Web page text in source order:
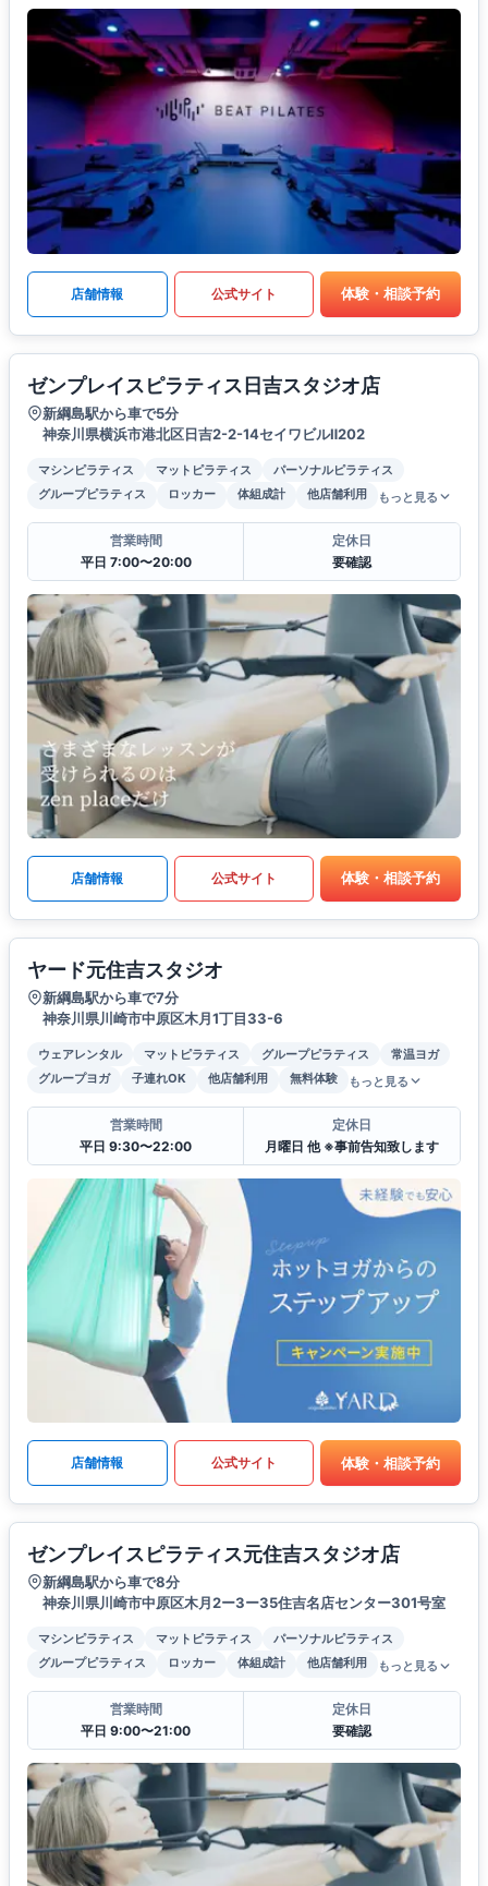
店舗情報 公式サイト 体験・相談予約
ゼンプレイスピラティス日吉スタジオ店
新綱島駅から車で5分
神奈川県横浜市港北区日吉2-2-14セイワビルⅡ202
マシンピラティス マットピラティス
パーソナルピラティス
グループピラティス
ロッカー 体組成計 他店舗利用 もっと見る
営業時間
平日 7:00〜20:00
定休日
要確認
店舗情報 公式サイト 体験・相談予約
ヤード元住吉スタジオ
新綱島駅から車で7分
神奈川県川崎市中原区木月1丁目33-6
ウェアレンタル マットピラティス グループピラティス
常温ヨガ
グループヨガ
子連れOK 他店舗利用 無料体験 もっと見る
営業時間
平日 9:30〜22:00
定休日
月曜日 他 ※事前告知致します
店舗情報 公式サイト 体験・相談予約
ゼンプレイスピラティス元住吉スタジオ店
新綱島駅から車で8分
神奈川県川崎市中原区木月2ー3ー35住吉名店センター301号室
マシンピラティス マットピラティス
パーソナルピラティス
グループピラティス
ロッカー 体組成計 他店舗利用 もっと見る
営業時間
平日 9:00〜21:00
定休日
要確認